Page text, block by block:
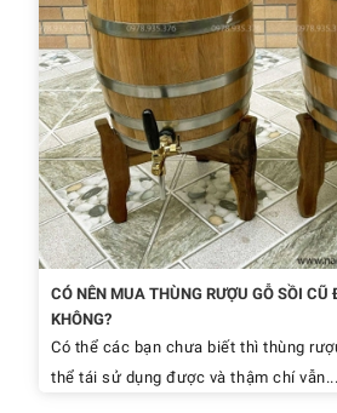
CÓ NÊN MUA THÙNG RƯỢU GỖ SỒI CŨ
KHÔNG?
Có thể các bạn chưa biết thì thùng
thể tái sử dụng được và thậm chí vẫn...